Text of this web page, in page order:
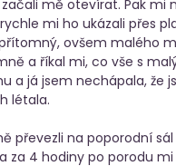
mě otevírat. Pak mi
mi ho ukázali přes
ovšem malého
a říkal mi, co vše s
a já jsem nechápala, že
létala.
převezli na poporodní
za 4 hodiny po porodu